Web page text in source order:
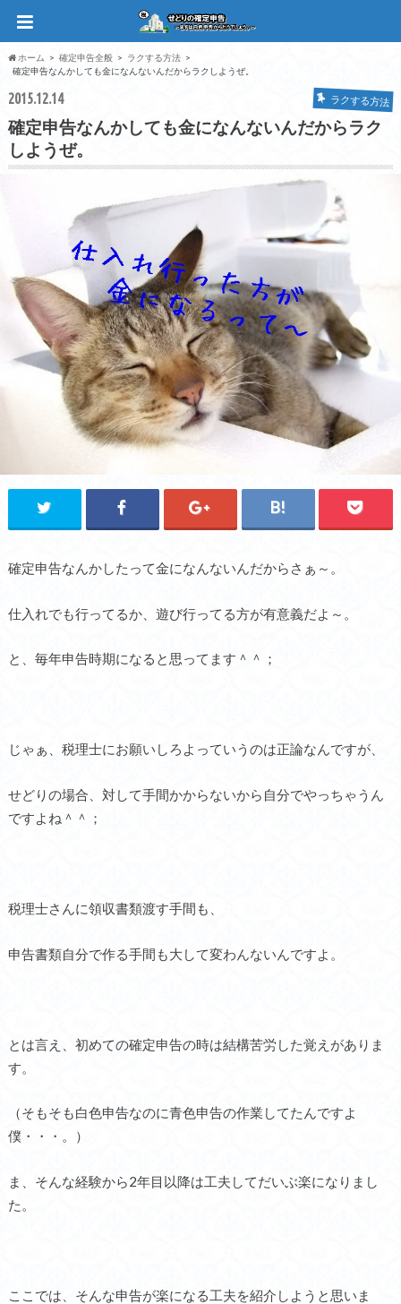
ホーム 確定申告全般
ラクする方法
確定申告なんかしても金になんないんだからラクしようぜ。
2015.12.14 ラクする方法
確定申告なんかしても金になんないんだからラク
しようぜ。
確定申告なんかしたって金になんないんだからさぁ～。
仕入れでも行ってるか、遊び行ってる方が有意義だよ～。
と、毎年申告時期になると思ってます＾＾；
じゃぁ、税理士にお願いしろよっていうのは正論なんですが、
せどりの場合、対して手間かからないから自分でやっちゃうん
ですよね＾＾；
税理士さんに領収書類渡す手間も、
申告書類自分で作る手間も大して変わんないんですよ。
とは言え、初めての確定申告の時は結構苦労した覚えがありま
す。
（そもそも白色申告なのに青色申告の作業してたんですよ
僕・・・。）
ま、そんな経験から2年目以降は工夫してだいぶ楽になりまし
た。
ここでは、そんな申告が楽になる工夫を紹介しようと思いま